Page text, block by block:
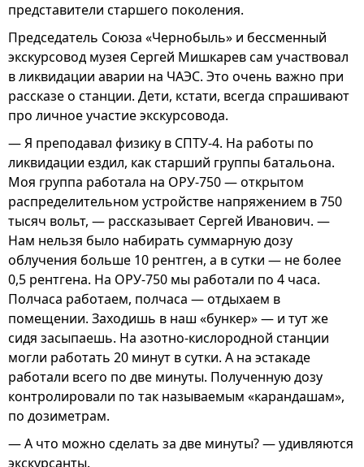
представители старшего поколения.
Председатель Союза «Чернобыль» и бессменный
экскурсовод музея Сергей Мишкарев сам участвовал
в ликвидации аварии на ЧАЭС. Это очень важно при
рассказе о станции. Дети, кстати, всегда спрашивают
про личное участие экскурсовода.
— Я преподавал физику в СПТУ-4. На работы по
ликвидации ездил, как старший группы батальона.
Моя группа работала на ОРУ-750 — открытом
распределительном устройстве напряжением в 750
тысяч вольт, — рассказывает Сергей Иванович. —
Нам нельзя было набирать суммарную дозу
облучения больше 10 рентген, а в сутки — не более
0,5 рентгена. На ОРУ-750 мы работали по 4 часа.
Полчаса работаем, полчаса — отдыхаем в
помещении. Заходишь в наш «бункер» — и тут же
сидя засыпаешь. На азотно-кислородной станции
могли работать 20 минут в сутки. А на эстакаде
работали всего по две минуты. Полученную дозу
контролировали по так называемым «карандашам»,
по дозиметрам.
— А что можно сделать за две минуты? — удивляются
экскурсанты.